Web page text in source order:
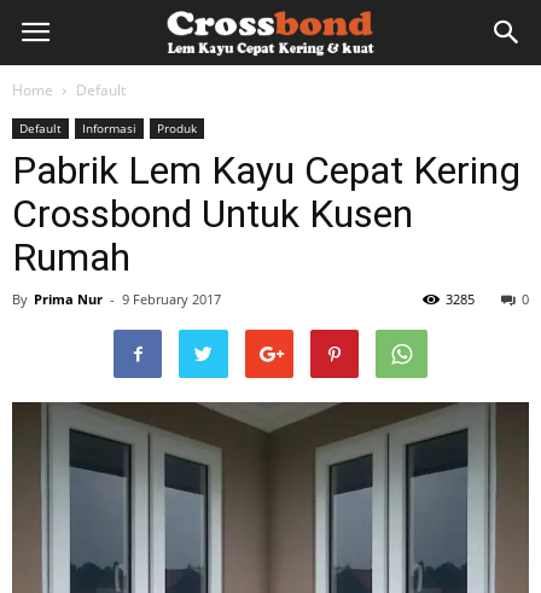
lemkayu.net
Lem
Home Default
Default Informasi Produk
Pabrik Lem Kayu Cepat Kering
Crossbond Untuk Kusen
Rumah
By Prima Nur - 9 February 2017 0
3285